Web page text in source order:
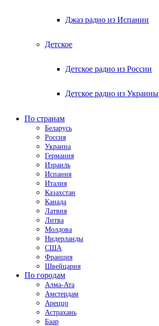
Джаз радио из Испании
Детское
Детское радио из России
Детское радио из Украины
По странам
Беларусь
Россия
Украина
Германия
Израиль
Испания
Италия
Казахстан
Канада
Латвия
Литва
Молдова
Нидерланды
США
Франция
Швейцария
По городам
Алма-Ата
Амстердам
Ареццо
Астрахань
Баар